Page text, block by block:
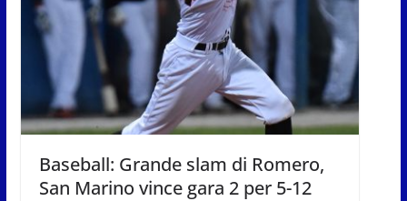
Baseball: Grande slam di Romero,
San Marino vince gara 2 per 5-12